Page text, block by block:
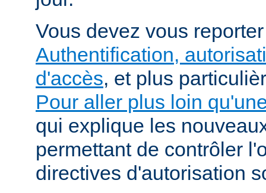
Vous devez vous
Authentification,
d'accès, et plus
Pour aller plus loin
qui explique les
permettant de contrôler
directives d'autorisation